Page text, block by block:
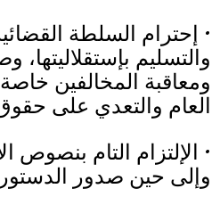
•
إحترام السلطة
والتسليم بإستقلاليتها،
ومعاقبة المخالفين
العام والتعدي على
•
الإلتزام التام بنصوص
وإلى حين صدور الدستور